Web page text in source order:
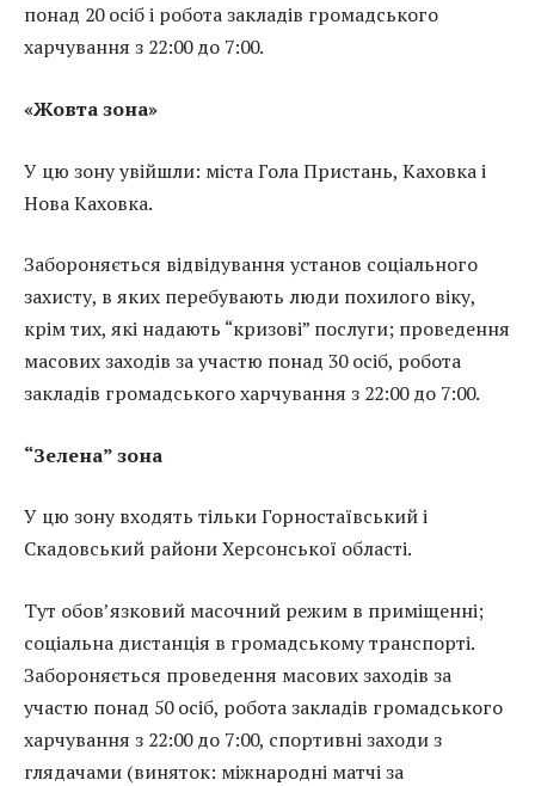
понад 20 осіб і робота закладів громадського
харчування з 22:00 до 7:00.
«Жовта зона»
У цю зону увійшли: міста Гола Пристань, Каховка і
Нова Каховка.
Забороняється відвідування установ соціального
захисту, в яких перебувають люди похилого віку,
крім тих, які надають “кризові” послуги; проведення
масових заходів за участю понад 30 осіб, робота
закладів громадського харчування з 22:00 до 7:00.
“Зелена” зона
У цю зону входять тільки Горностаївський і
Скадовський райони Херсонської області.
Тут обов’язковий масочний режим в приміщенні;
соціальна дистанція в громадському транспорті.
Забороняється проведення масових заходів за
участю понад 50 осіб, робота закладів громадського
харчування з 22:00 до 7:00, спортивні заходи з
глядачами (виняток: міжнародні матчі за